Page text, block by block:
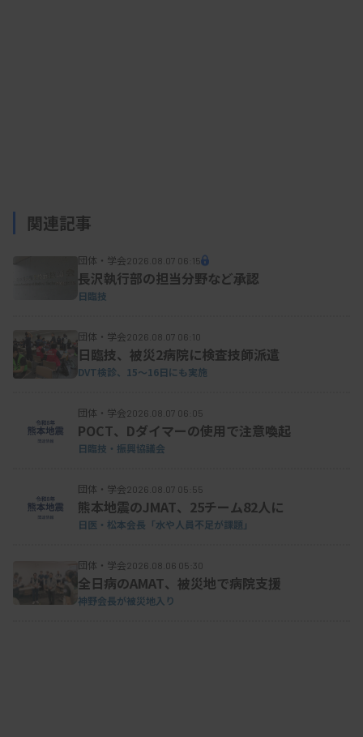
関連記事
団体・学会2026.08.07 06:15
長沢執行部の担当分野など承認
日臨技
団体・学会2026.08.07 06:10
日臨技、被災2病院に検査技師派遣
DVT検診、15～16日にも実施
団体・学会2026.08.07 06:05
POCT、Dダイマーの使用で注意喚起
日臨技・振興協議会
団体・学会2026.08.07 05:55
熊本地震のJMAT、25チーム82人に
日医・松本会長「水や人員不足が課題」
団体・学会2026.08.06 05:30
全日病のAMAT、被災地で病院支援
神野会長が被災地入り